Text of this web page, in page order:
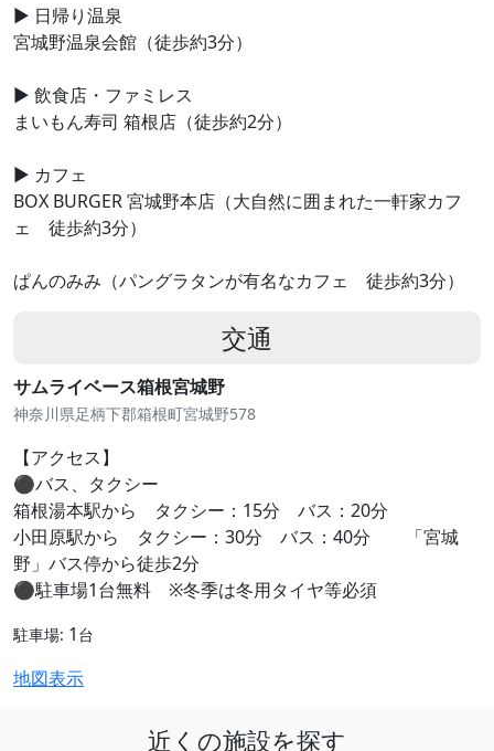
▶ 日帰り温泉
宮城野温泉会館（徒歩約3分）
▶ 飲食店・ファミレス
まいもん寿司 箱根店（徒歩約2分）
▶ カフェ
BOX BURGER 宮城野本店（大自然に囲まれた一軒家カフ
ェ 徒歩約3分）
ぱんのみみ（パングラタンが有名なカフェ 徒歩約3分）
交通
サムライベース箱根宮城野
神奈川県足柄下郡箱根町宮城野578
【アクセス】
⚫︎バス、タクシー
箱根湯本駅から タクシー：15分 バス：20分
小田原駅から タクシー：30分 バス：40分 「宮城
野」バス停から徒歩2分
⚫︎駐車場1台無料 ※冬季は冬用タイヤ等必須
駐車場: 1 台
地図表示
近くの施設を探す